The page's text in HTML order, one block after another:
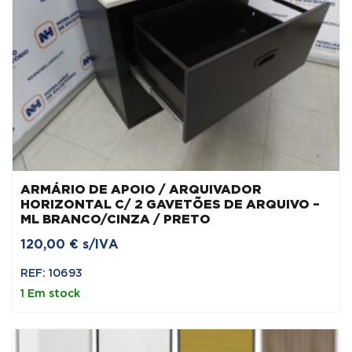
ARMÁRIO DE APOIO / ARQUIVADOR
HORIZONTAL C/ 2 GAVETÕES DE ARQUIVO –
ML BRANCO/CINZA / PRETO
120,00 € s/IVA
REF: 10693
1 Em stock